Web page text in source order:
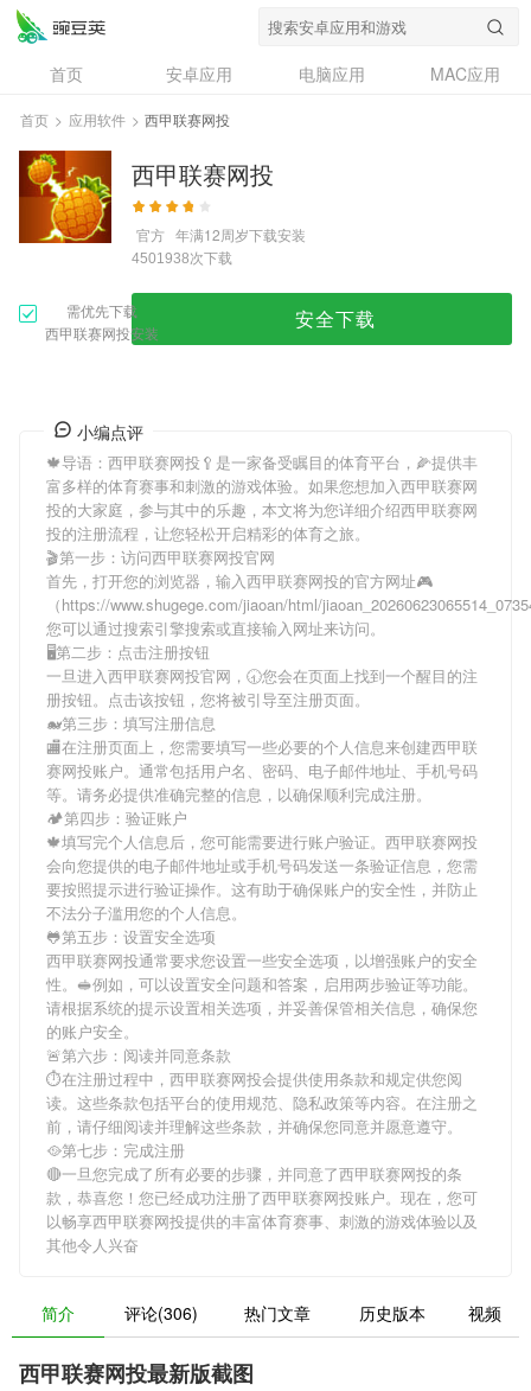
首页 安卓应用 电脑应用
MAC应用
资讯
专题
问答
首页 > 应用软件 > 西甲联赛网投
西甲联赛网投
官方 年满12周岁下载安装
4501938次下载
需优先下载
西甲联赛网投安装
安全下载
小编点评
🍁导语： 西甲联赛网投 🥄是一家备受瞩目的体育平台，🌽提供丰
富多样的体育赛事和刺激的游戏体验。如果您想加入西甲联赛网
投的大家庭，参与其中的乐趣，本文将为您详细介绍西甲联赛网
投的注册流程，让您轻松开启精彩的体育之旅。
🎬第一步：访问西甲联赛网投官网
首先，打开您的浏览器，输入西甲联赛网投的官方网址🎮
（https://www.shugege.com/jiaoan/html/
您可以通过搜索引擎搜索或直接输入网址来访问。
🖥第二步：点击注册按钮
一旦进入西甲联赛网投官网，🕣您会在页面上找到一个醒目的注
册按钮。点击该按钮，您将被引导至注册页面。
🐋第三步：填写注册信息
🏬在注册页面上，您需要填写一些必要的个人信息来创建西甲联
赛网投账户。通常包括用户名、密码、电子邮件地址、手机号码
等。请务必提供准确完整的信息，以确保顺利完成注册。
🏕第四步：验证账户
🍁填写完个人信息后，您可能需要进行账户验证。 西甲联赛网投
会向您提供的电子邮件地址或手机号码发送一条验证信息，您需
要按照提示进行验证操作。这有助于确保账户的安全性，并防止
不法分子滥用您的个人信息。
🐸第五步：设置安全选项
西甲联赛网投通常要求您设置一些安全选项，以增强账户的安全
性。🥪例如，可以设置安全问题和答案，启用两步验证等功能。
请根据系统的提示设置相关选项，并妥善保管相关信息，确保您
的账户安全。
🚨第六步：阅读并同意条款
⏱在注册过程中， 西甲联赛网投会提供使用条款和规定供您阅
读。这些条款包括平台的使用规范、隐私政策等内容。在注册之
前，请仔细阅读并理解这些条款，并确保您同意并愿意遵守。
🥘第七步：完成注册
🔴一旦您完成了所有必要的步骤，并同意了西甲联赛网投的条
款，恭喜您！您已经成功注册了西甲联赛网投账户。现在，您可
以畅享西甲联赛网投提供的丰富体育赛事、刺激的游戏体验以及
其他令人兴奋
简介 评论(306) 热门文章 历史版本 视频
西甲联赛网投最新版截图